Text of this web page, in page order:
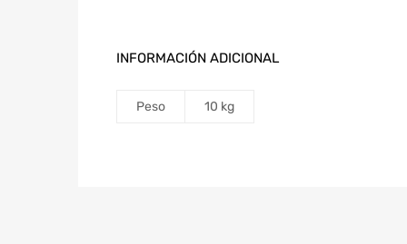
INFORMACIÓN ADICIONAL
Peso 10 kg